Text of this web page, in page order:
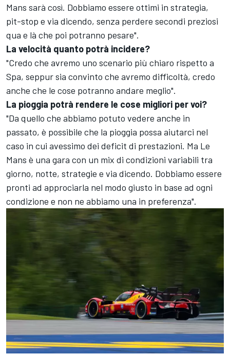
Mans sarà così. Dobbiamo essere ottimi in strategia,
pit-stop e via dicendo, senza perdere secondi preziosi
qua e là che poi potranno pesare".
La velocità quanto potrà incidere?
"Credo che avremo uno scenario più chiaro rispetto a
Spa, seppur sia convinto che avremo difficoltà, credo
anche che le cose potranno andare meglio".
La pioggia potrà rendere le cose migliori per voi?
"Da quello che abbiamo potuto vedere anche in
passato, è possibile che la pioggia possa aiutarci nel
caso in cui avessimo dei deficit di prestazioni. Ma Le
Mans è una gara con un mix di condizioni variabili tra
giorno, notte, strategie e via dicendo. Dobbiamo essere
pronti ad approciarla nel modo giusto in base ad ogni
condizione e non ne abbiamo una in preferenza".